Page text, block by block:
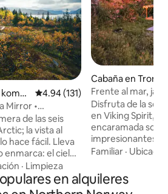
Calificación promedio: 4.94 de
4.94 (131)
Mirror •
de las seis
la vista al
hace fácil. Lleva
enmarca: el cielo
del Kvæfjord
refleja ambos a
espejo
· Limpieza
Cabaña en
Frente al mar,
privado
Disfruta de la
en Viking Spirit,
encaramada
impresionantes
hidromasaje.
para ver las auroras
Video: busca la
Familiar ·
en alquileres